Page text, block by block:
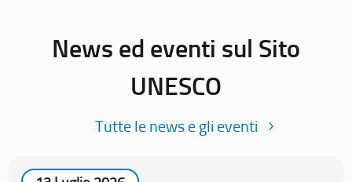
News ed eventi sul Sito
UNESCO
Tutte le news e gli eventi